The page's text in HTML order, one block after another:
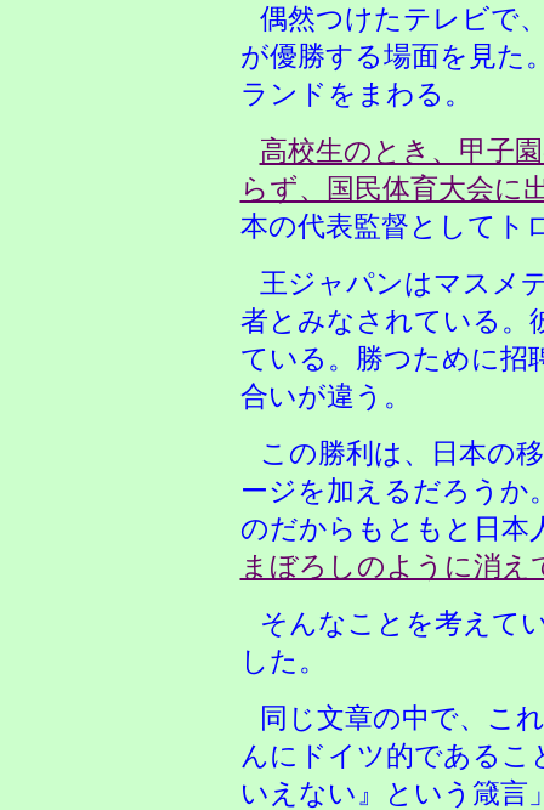
偶然つけたテレビで
が優勝する場面を見た
ランドをまわる。
高校生のとき、甲子
らず、国民体育大会に
本の代表監督としてト
王ジャパンはマスメ
者とみなされている。
ている。勝つために招
合いが違う。
この勝利は、日本の
ージを加えるだろうか
のだからもともと日本
まぼろしのように消え
そんなことを考えて
した。
同じ文章の中で、こ
んにドイツ的であるこ
いえない』という箴言